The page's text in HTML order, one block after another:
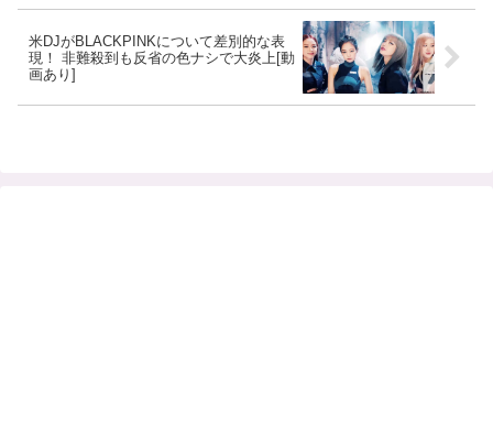
米DJがBLACKPINKについて差別的な表
現！ 非難殺到も反省の色ナシで大炎上[動
画あり]